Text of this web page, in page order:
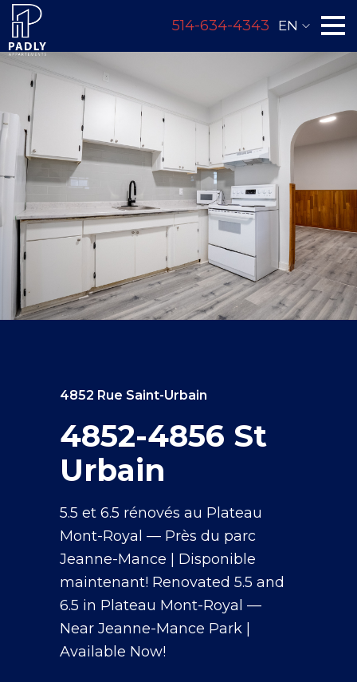
514-634-4343 EN
4852 Rue Saint-Urbain
4852-4856 St
Urbain
5.5 et 6.5 rénovés au Plateau
Mont-Royal — Près du parc
Jeanne-Mance | Disponible
maintenant! Renovated 5.5 and
6.5 in Plateau Mont-Royal —
Near Jeanne-Mance Park |
Available Now!